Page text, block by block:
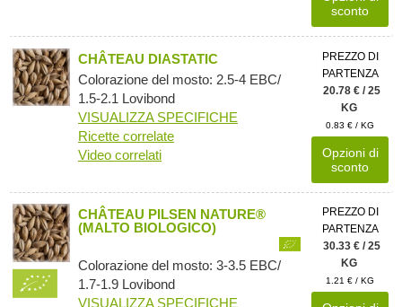
sconto
CHÂTEAU DIASTATIC
Colorazione del mosto: 2.5-4 EBC/
1.5-2.1 Lovibond
VISUALIZZA SPECIFICHE
Ricette correlate
Video correlati
PREZZO DI
PARTENZA
20.78 € / 25
KG
0.83 € / KG
Opzioni di
sconto
CHÂTEAU PILSEN NATURE®
(MALTO BIOLOGICO)
Colorazione del mosto: 3-3.5 EBC/
1.7-1.9 Lovibond
VISUALIZZA SPECIFICHE
PREZZO DI
PARTENZA
30.33 € / 25
KG
1.21 € / KG